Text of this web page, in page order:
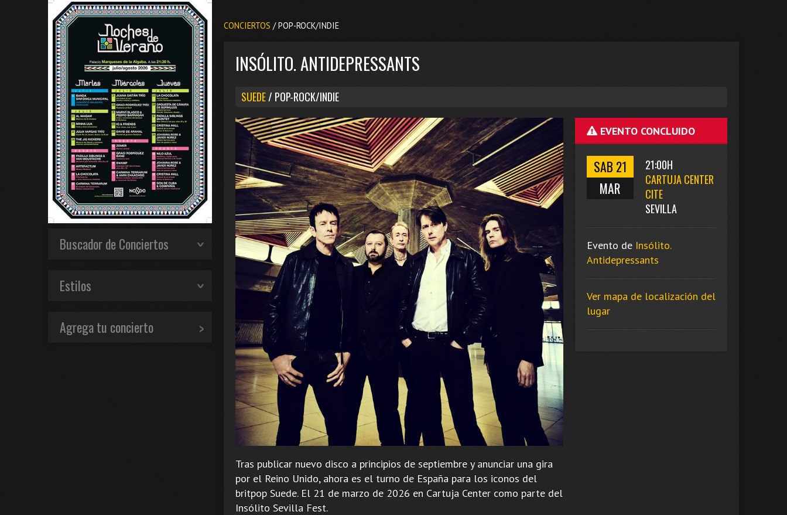
CONCIERTOS / POP-ROCK/INDIE
INSÓLITO. ANTIDEPRESSANTS
SUEDE/ POP-ROCK/INDIE
EVENTO CONCLUIDO
SAB 21
MAR
21:00H
CARTUJA CENTER
CITE
SEVILLA
Evento de Insólito.
Antidepressants
Ver mapa de localización del
lugar
Tras publicar nuevo disco a principios de septiembre y anunciar una gira
por el Reino Unido, ahora es el turno de España para los iconos del
britpop Suede. El 21 de marzo de 2026 en Cartuja Center como parte del
Insólito Sevilla Fest.
Buscador de Conciertos
Estilos
Agrega tu concierto